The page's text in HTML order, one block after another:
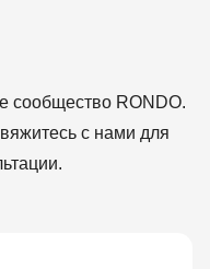
сообщество RONDO.
с нами для